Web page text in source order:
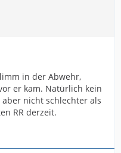
in der Abwehr,
er kam. Natürlich kein
nicht schlechter als
RR derzeit.